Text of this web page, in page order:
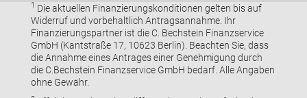
1 Die aktuellen Finanzierungskonditionen gelten bis auf
Widerruf und vorbehaltlich Antragsannahme. Ihr
Finanzierungspartner ist die C. Bechstein Finanzservice
GmbH (Kantstraße 17, 10623 Berlin). Beachten Sie, dass
die Annahme eines Antrages einer Genehmigung durch
die C.Bechstein Finanzservice GmbH bedarf. Alle Angaben
ohne Gewähr.